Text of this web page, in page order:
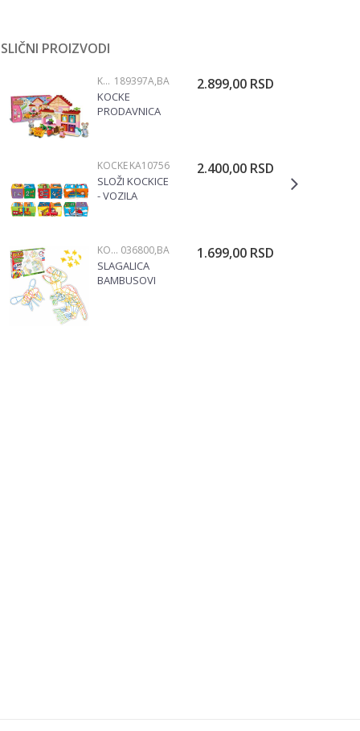
SLIČNI PROIZVODI
KOCKE 189397A,BA
KOCKE
PRODAVNICA
2.899,00 RSD
KOCKEKA10756
SLOŽI KOCKICE
- VOZILA
2.400,00 RSD
KOCKE 036800,BA
SLAGALICA
BAMBUSOVI
1.699,00 RSD